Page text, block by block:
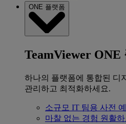
ONE 플랫폼
TeamViewer ONE
하나의 플랫폼에 통합된 디
관리하고 최적화하세요.
소규모 IT 팀용 사전
마찰 없는 경험 원활